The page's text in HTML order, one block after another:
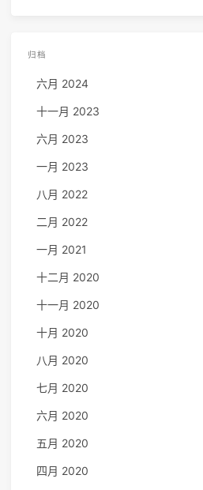
归档
六月 2024
十一月 2023
六月 2023
一月 2023
八月 2022
二月 2022
一月 2021
十二月 2020
十一月 2020
十月 2020
八月 2020
七月 2020
六月 2020
五月 2020
四月 2020